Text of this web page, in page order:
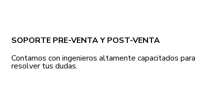
SOPORTE PRE-VENTA Y POST-VENTA
Contamos con ingenieros altamente capacitados para
resolver tus dudas.